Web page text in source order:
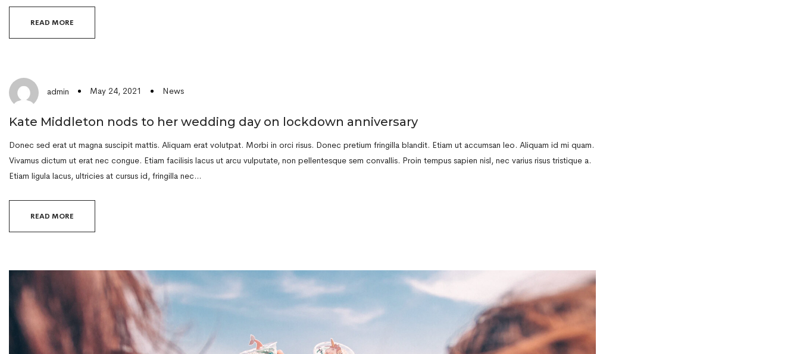
READ MORE
admin May 24, 2021 News
Kate Middleton nods to her wedding day on lockdown anniversary
Donec sed erat ut magna suscipit mattis. Aliquam erat volutpat. Morbi in orci risus. Donec pretium fringilla blandit. Etiam ut accumsan leo. Aliquam id mi quam.
Vivamus dictum ut erat nec congue. Etiam facilisis lacus ut arcu vulputate, non pellentesque sem convallis. Proin tempus sapien nisl, nec varius risus tristique a.
Etiam ligula lacus, ultricies at cursus id, fringilla nec…
READ MORE